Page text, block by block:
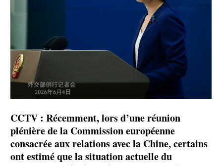
CCTV : Récemment, lors d’une réunion
plénière de la Commission européenne
consacrée aux relations avec la Chine, certains
ont estimé que la situation actuelle du